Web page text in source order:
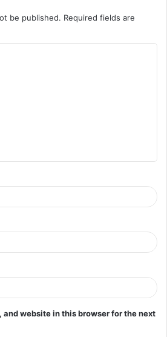
के सोशल मीडिया इस्तेमाल पर लगेगी रोक? 13 साल से
8, 2026
be published. Required fields are
and website in this browser for the next